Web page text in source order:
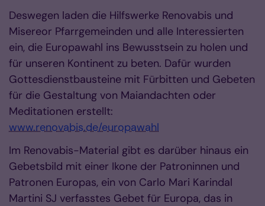
Deswegen laden die Hilfswerke Renovabis und
Misereor Pfarrgemeinden und alle Interessierten
ein, die Europawahl ins Bewusstsein zu holen und
für unseren Kontinent zu beten. Dafür wurden
Gottesdienstbausteine mit Fürbitten und Gebeten
für die Gestaltung von Maiandachten oder
Meditationen erstellt:
www.renovabis.de/europawahl
Im Renovabis-Material gibt es darüber hinaus ein
Gebetsbild mit einer Ikone der Patroninnen und
Patronen Europas, ein von Carlo Mari Karindal
Martini SJ verfasstes Gebet für Europa, das in